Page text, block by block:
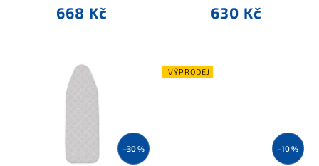
668 Kč 630 Kč
–30 %
VÝPRODEJ
–10 %